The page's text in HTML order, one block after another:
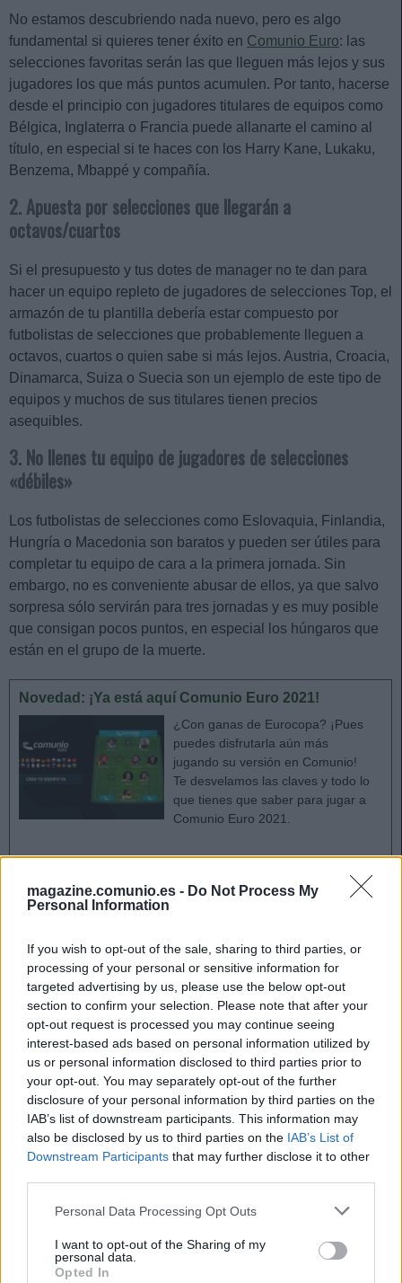
magazine.comunio.es - Do Not Process My
Personal Information
If you wish to opt-out of the sale, sharing to third parties, or
processing of your personal or sensitive information for
targeted advertising by us, please use the below opt-out
section to confirm your selection. Please note that after your
opt-out request is processed you may continue seeing
interest-based ads based on personal information utilized by
us or personal information disclosed to third parties prior to
your opt-out. You may separately opt-out of the further
disclosure of your personal information by third parties on the
IAB’s list of downstream participants. This information may
also be disclosed by us to third parties on the IAB’s List of
Downstream Participants that may further disclose it to other
Please note that this website/app uses one or more Google
not limited to your visit or usage behaviour. You may click to
grant or deny consent to Google and its third-party tags to
Personal Data Processing Opt Outs
I want to opt-out of the Sharing of my
personal data.
Opted In
No estamos descubriendo nada nuevo, pero es algo
fundamental si quieres tener éxito en Comunio Euro: las
selecciones favoritas serán las que lleguen más lejos y sus
jugadores los que más puntos acumulen. Por tanto, hacerse
desde el principio con jugadores titulares de equipos como
Bélgica, Inglaterra o Francia puede allanarte el camino al
título, en especial si te haces con los Harry Kane, Lukaku,
Benzema, Mbappé y compañía.
2. Apuesta por selecciones que llegarán a
octavos/cuartos
Si el presupuesto y tus dotes de manager no te dan para
hacer un equipo repleto de jugadores de selecciones Top, el
armazón de tu plantilla debería estar compuesto por
futbolistas de selecciones que probablemente lleguen a
octavos, cuartos o quien sabe si más lejos. Austria, Croacia,
Dinamarca, Suiza o Suecia son un ejemplo de este tipo de
equipos y muchos de sus titulares tienen precios
asequibles.
3. No llenes tu equipo de jugadores de selecciones
«débiles»
Los futbolistas de selecciones como Eslovaquia, Finlandia,
Hungría o Macedonia son baratos y pueden ser útiles para
completar tu equipo de cara a la primera jornada. Sin
embargo, no es conveniente abusar de ellos, ya que salvo
sorpresa sólo servirán para tres jornadas y es muy posible
que consigan pocos puntos, en especial los húngaros que
están en el grupo de la muerte.
Novedad: ¡Ya está aquí Comunio Euro 2021!
¿Con ganas de Eurocopa? ¡Pues
puedes disfrutarla aún más
jugando su versión en Comunio!
Te desvelamos las claves y todo lo
que tienes que saber para jugar a
Comunio Euro 2021.
4. Cuidado con el grupo F
primera fase, con lo que eso conlleva. Dos de ellas pasarán
directamente a octavos, mientras que otra tendrá que ser
una de las mejores terceras de grupo si quiere seguir en la
Por esa razón, no es recomendable llenar tu equipo con
jugadores alemanes, franceses y portugueses en la primera
fase. Además, quien pierda en los duelos directos, verá
mermadas sus puntuaciones en SofaScore. Francia es a
priori la gran favorita, pero Alemania y Portugal están a un
nivel similar y no llegan en gran momento.
selección
Como en todo Comunio, tener en plantilla a algunos de los
lanzadores de penaltis, faltas directas e indirectas de los